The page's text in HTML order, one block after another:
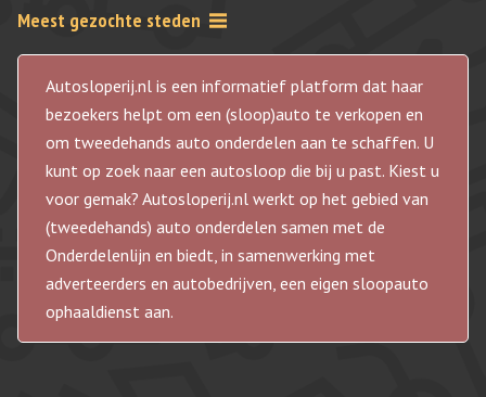
Meest gezochte steden
Autosloperij.nl is een informatief platform dat haar
bezoekers helpt om een (sloop)auto te verkopen en
om tweedehands auto onderdelen aan te schaffen. U
kunt op zoek naar een autosloop die bij u past. Kiest u
voor gemak? Autosloperij.nl werkt op het gebied van
(tweedehands) auto onderdelen samen met de
Onderdelenlijn en biedt, in samenwerking met
adverteerders en autobedrijven, een eigen sloopauto
ophaaldienst aan.